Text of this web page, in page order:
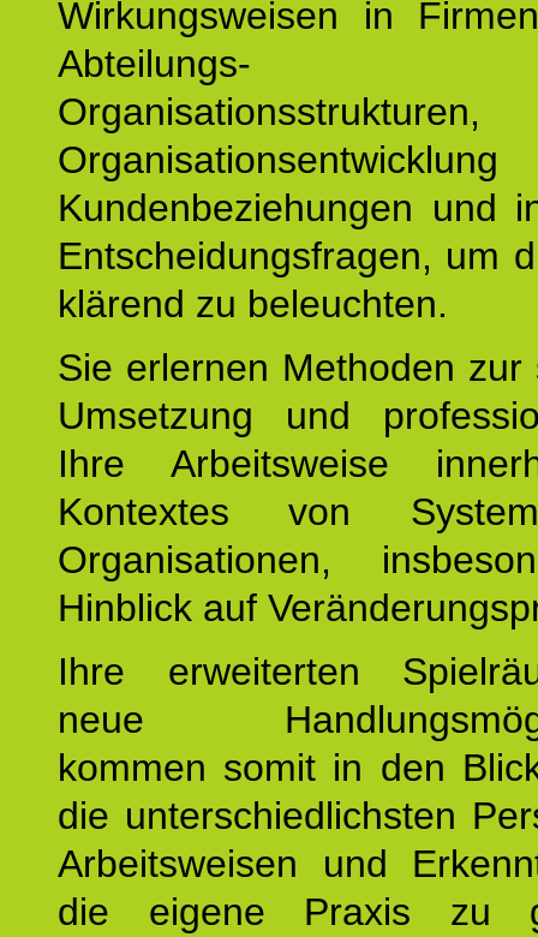
Wirkungsweisen in
Abteilungs-
Kundenbeziehungen und
Entscheidungsfragen, um
klärend zu beleuchten.
Sie erlernen Methoden zur
Umsetzung und
Ihre Arbeitsweise
Kontextes von
Organisationen,
Hinblick auf
Ihre erweiterten
neue
kommen somit in den
die unterschiedlichsten
Arbeitsweisen und
die eigene Praxis zu